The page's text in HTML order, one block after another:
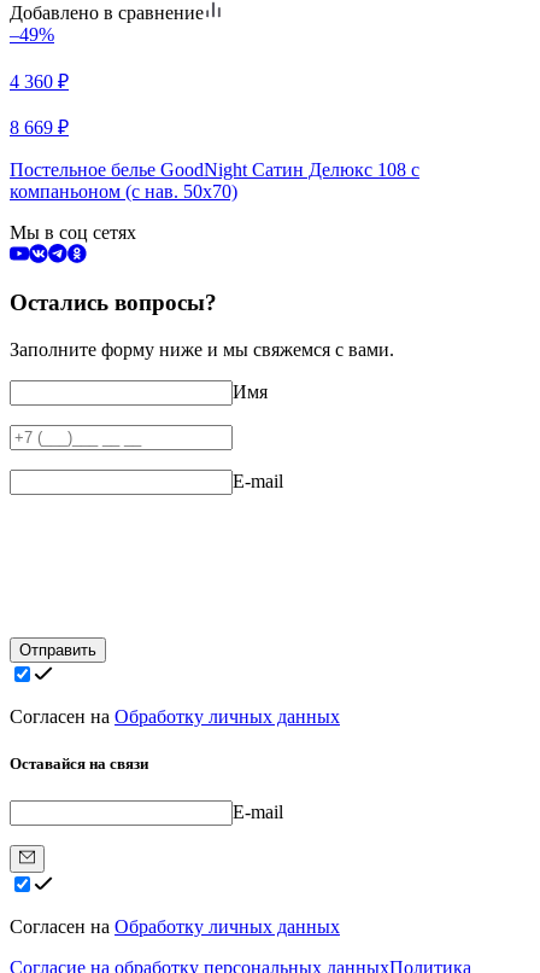
Добавлено в сравнение
–49%
4 360 ₽
8 669 ₽
Постельное белье GoodNight Сатин Делюкс 108 с
компаньоном (с нав. 50х70)
Мы в соц сетях
Остались вопросы?
Заполните форму ниже и мы свяжемся с вами.
Имя
E-mail
Отправить
Согласен на Обработку личных данных
Оставайся на связи
E-mail
Согласен на Обработку личных данных
Согласие на обработку персональных данныхПолитика